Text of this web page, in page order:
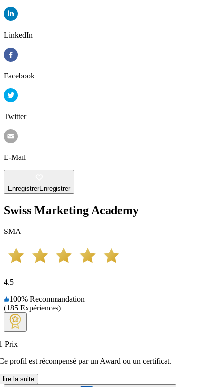
LinkedIn
Facebook
Twitter
E-Mail
EnregistrerEnregistrer
Swiss Marketing Academy
SMA
4.5
100% Recommandation
(185 Expériences)
Prix
profil est récompensé par un Award ou un certificat.
lire la suite